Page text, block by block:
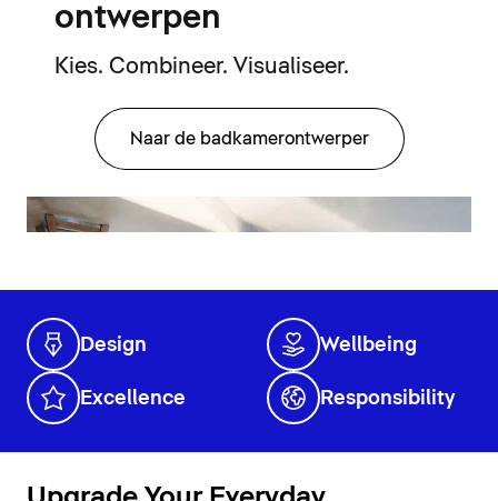
ontwerpen
Kies. Combineer. Visualiseer.
Naar de badkamerontwerper
Design Wellbeing
Excellence Responsibility